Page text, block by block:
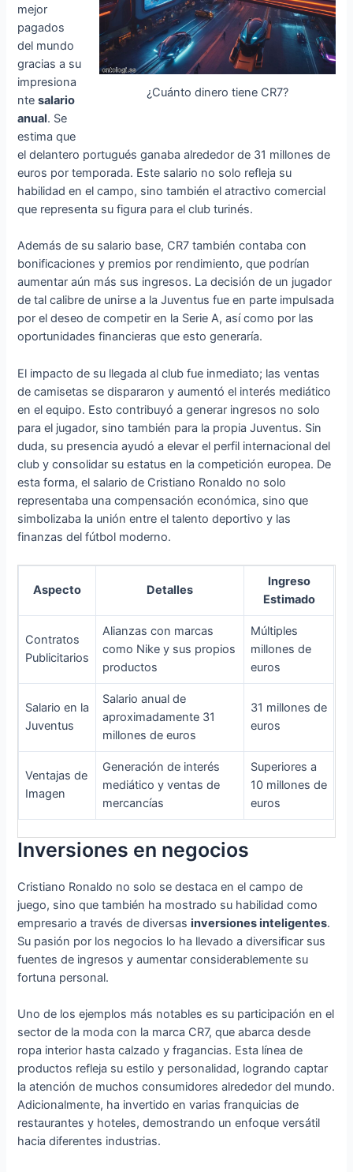
¿Cuánto dinero tiene CR7?
mejor
pagados
del mundo
gracias a su
impresiona
ntesalario
anual. Se
estima que
el delantero portugués ganaba alrededor de 31 millones de
euros por temporada. Este salario no solo refleja su
habilidad en el campo, sino también el atractivo comercial
que representa su figura para el club turinés.
Además de su salario base, CR7 también contaba con
bonificaciones y premios por rendimiento, que podrían
aumentar aún más sus ingresos. La decisión de un jugador
de tal calibre de unirse a la Juventus fue en parte impulsada
por el deseo de competir en la Serie A, así como por las
oportunidades financieras que esto generaría.
El impacto de su llegada al club fue inmediato; las ventas
de camisetas se dispararon y aumentó el interés mediático
en el equipo. Esto contribuyó a generar ingresos no solo
para el jugador, sino también para la propia Juventus. Sin
duda, su presencia ayudó a elevar el perfil internacional del
club y consolidar su estatus en la competición europea. De
esta forma, el salario de Cristiano Ronaldo no solo
representaba una compensación económica, sino que
simbolizaba la unión entre el talento deportivo y las
finanzas del fútbol moderno.
Aspecto Detalles
Ingreso
Estimado
Contratos
Publicitarios
Alianzas con marcas
como Nike y sus propios
productos
Múltiples
millones de
euros
Salario en la
Juventus
Salario anual de
aproximadamente 31
millones de euros
31 millones de
euros
Ventajas de
Imagen
Generación de interés
mediático y ventas de
mercancías
Superiores a
10 millones de
euros
Inversiones en negocios
Cristiano Ronaldo no solo se destaca en el campo de
juego, sino que también ha mostrado su habilidad como
empresario a través de diversasinversiones inteligentes.
Su pasión por los negocios lo ha llevado a diversificar sus
fuentes de ingresos y aumentar considerablemente su
fortuna personal.
Uno de los ejemplos más notables es su participación en el
sector de la moda con la marca CR7, que abarca desde
ropa interior hasta calzado y fragancias. Esta línea de
productos refleja su estilo y personalidad, logrando captar
la atención de muchos consumidores alrededor del mundo.
Adicionalmente, ha invertido en varias franquicias de
restaurantes y hoteles, demostrando un enfoque versátil
hacia diferentes industrias.